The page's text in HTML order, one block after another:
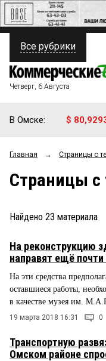
ПОЛИТИКА
ФИНАНСЫ
ОБЩЕСТВО
ЗАКОН
НОВОСТИ КОМПАНИЙ
СТИЛЬ ЖИЗНИ
Все рубрики
Четверг, 6 Августа
В Омске: $
Главная → Страницы c
Страницы c
Найдено 23 материала
На реконструкцию
направят ещё
На эти средства
оставшиеся работы,
в качестве музея им.
19 марта 2018 16:31 0
Транспортную
Омском районе